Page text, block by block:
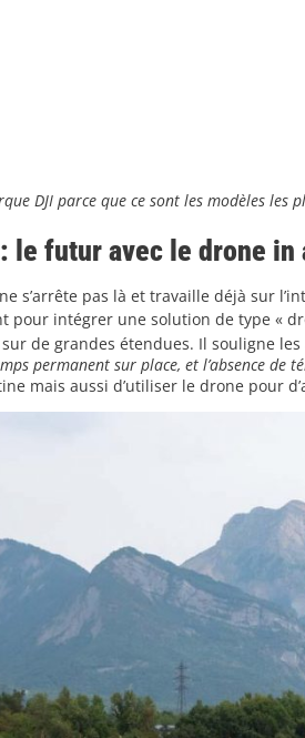
DJI parce que ce sont les modèles les
le futur avec le drone in
s’arrête pas là et travaille déjà sur
pour intégrer une solution de type «
de grandes étendues. Il souligne
permanent sur place, et l’absence de
mais aussi d’utiliser le drone pour